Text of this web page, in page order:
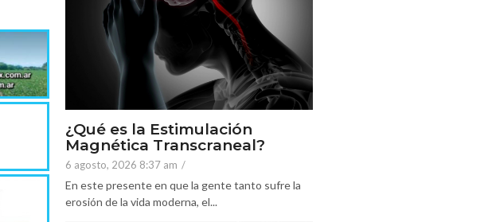
¿Qué es la Estimulación
Magnética Transcraneal?
6 agosto, 2026 8:37 am /
En este presente en que la gente tanto sufre la
erosión de la vida moderna, el...